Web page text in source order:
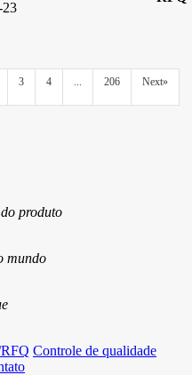
3 4 ... 206 Next»
produto
mundo
Controle de qualidade